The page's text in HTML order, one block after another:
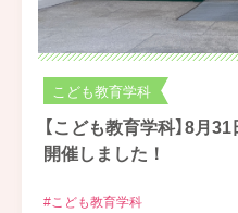
こども教育学科
【こども教育学科】8月
開催しました！
#こども教育学科